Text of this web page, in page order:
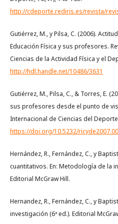
http://cdeporte.rediris.es/revista/
Gutiérrez, M., y Pilsa, C. (2006).
Educación Física y sus profesores.
Ciencias de la Actividad Física y el
http://hdl.handle.net/10486/3631
Gutiérrez, M., Pilsa, C., & Torres, E.
sus profesores desde el punto de
Internacional de Ciencias del
https://doi.org/10.5232/
Hernández, R., Fernández, C., y
cuantitativos. En: Metodología de la
Editorial McGraw Hill.
Hernandez, R., Fernández, C., y
investigación (6ª ed.). Editorial